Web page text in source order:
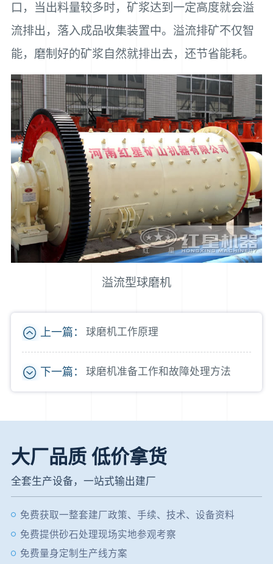
口，当出料量较多时，矿浆达到一定高度就会溢
流排出，落入成品收集装置中。溢流排矿不仅智
能，磨制好的矿浆自然就排出去，还节省能耗。
溢流型球磨机
上一篇： 球磨机工作原理
下一篇： 球磨机准备工作和故障处理方法
大厂品质 低价拿货
全套生产设备，一站式输出建厂
免费获取一整套建厂政策、手续、技术、设备资料
免费提供砂石处理现场实地参观考察
免费量身定制生产线方案